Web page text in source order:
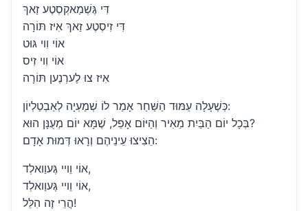
דִּי גֶּשְׁמַאקְסְטֶע זַאךְ
דִּי זִיסְטֶע זַאךְ אִיז תּוֹרָה
אוֹי וִוי גּוּט
אוֹי וִוי זִיס
אִיז צוּ לֶערְנֶען תּוֹרָה
כְּשֶׁעָלָה עַמּוּד הַשַּׁחַר אָמַר לוֹ שְׁמַעְיָה לְאַבְטַלְיוֹן:
בְּכָל יוֹם הַבַּיִת מֵאִיר וְהַיּוֹם אָפֵל, שֶׁמָּא יוֹם מְעֻנָּן הוּא?
הֵצִיצוּ עֵינֵיהֶם וְרָאוּ דְּמוּת אָדָם:
אוֹי וֵויי גֶּעוַואלְד,
אוֹי וֵויי גֶּעוַואלְד,
הֲרֵי זֶה הִלֵּל!